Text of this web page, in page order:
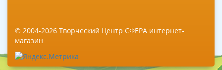
© 2004-2026 Творческий Центр СФЕРА интернет-
магазин